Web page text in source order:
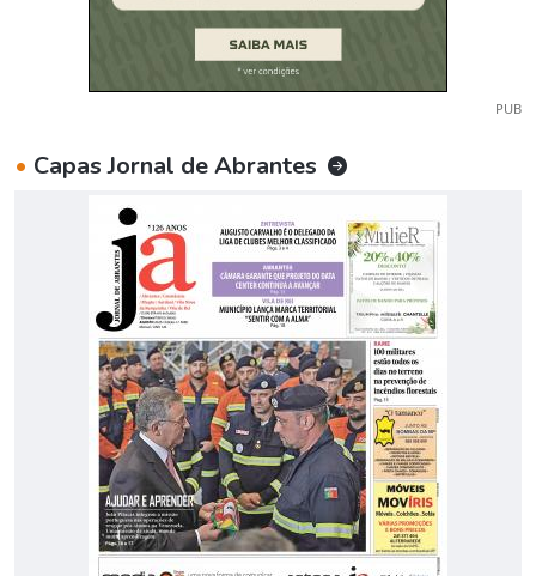
PUB
• Capas Jornal de Abrantes